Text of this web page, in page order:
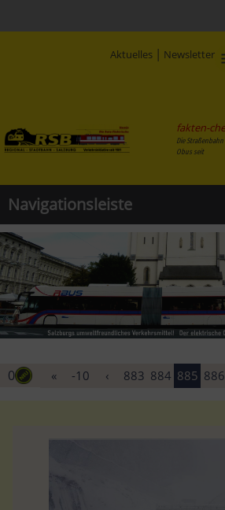
Aktuelles | Newsletter
fakten-
Die
Navigationsleiste
0 « -10 ‹ 883 884 885 886